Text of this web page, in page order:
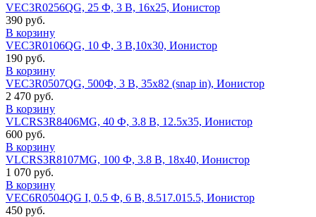
VEC3R0256QG, 25 Ф, 3 В, 16x25, Ионистор
390 руб.
В корзину
VEC3R0106QG, 10 Ф, 3 В,10x30, Ионистор
190 руб.
В корзину
VEC3R0507QG, 500Ф, 3 В, 35x82 (snap in), Ионистор
2 470 руб.
В корзину
VLCRS3R8406MG, 40 Ф, 3.8 В, 12.5x35, Ионистор
600 руб.
В корзину
VLCRS3R8107MG, 100 Ф, 3.8 В, 18x40, Ионистор
1 070 руб.
В корзину
VEC6R0504QG I, 0.5 Ф, 6 В, 8.517.015.5, Ионистор
450 руб.